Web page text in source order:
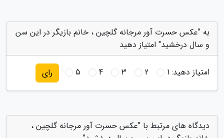
به "عکس حسرت آور مرجانه گلچین ، خانم بازیگر در این سن
و سال درخشید" امتیاز دهید
امتیاز دهید:1
2
3
4
5 رای
دیدگاه های مرتبط با "عکس حسرت آور مرجانه گلچین ،